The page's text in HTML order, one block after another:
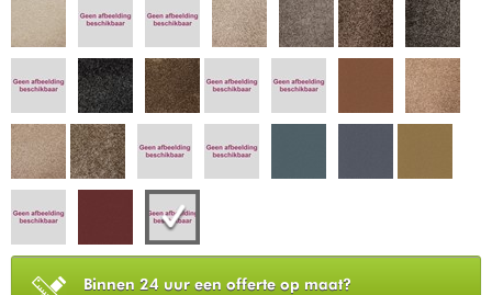
Binnen 24 uur een offerte op maat?